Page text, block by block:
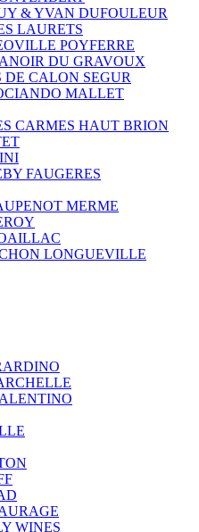
& YVAN DUFOULEUR
LAURETS
POYFERRE
DU GRAVOUX
CALON SEGUR
MALLET
CARMES HAUT BRION
FAUGERES
MERME
LONGUEVILLE
WINES